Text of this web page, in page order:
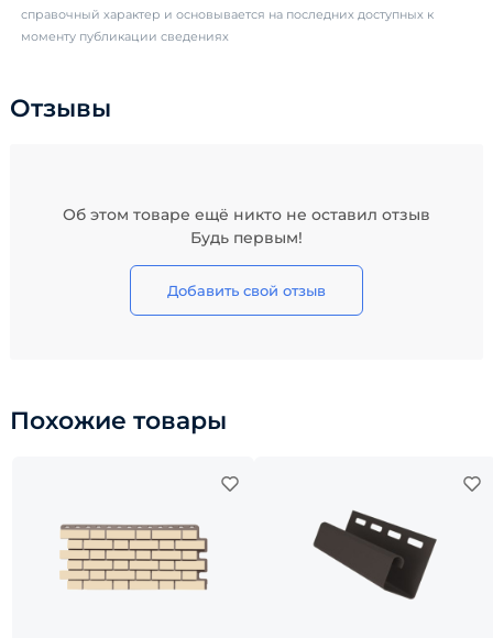
справочный характер и основывается на последних доступных к
моменту публикации сведениях
Отзывы
Об этом товаре ещё никто не оставил отзыв
Будь первым!
Добавить свой отзыв
Похожие товары